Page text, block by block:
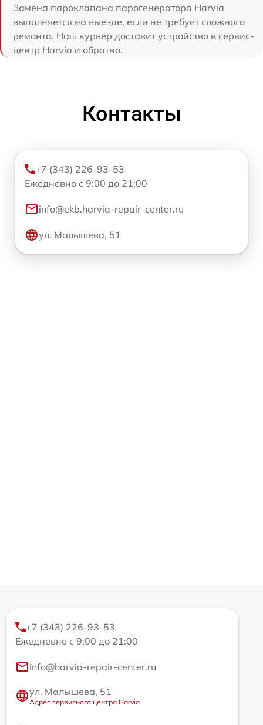
Замена пароклапана парогенератора Harvia
выполняется на выезде, если не требует сложного
ремонта. Наш курьер доставит устройство в сервис-
центр Harvia и обратно.
Контакты
+7 (343) 226-93-53
Ежедневно с 9:00 до 21:00
info@ekb.harvia-repair-center.ru
ул. Малышева, 51
+7 (343) 226-93-53
Ежедневно с 9:00 до 21:00
info@harvia-repair-center.ru
ул. Малышева, 51
Адрес сервисного центра Harvia